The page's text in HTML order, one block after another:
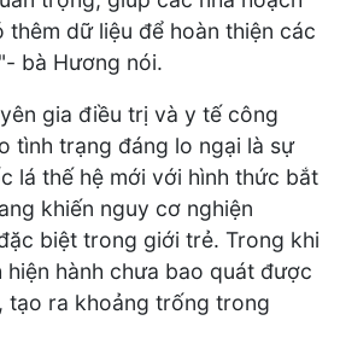
thêm dữ liệu để hoàn thiện các
bà Hương nói.
gia điều trị và y tế công
tình trạng đáng lo ngại là sự
lá thế hệ mới với hình thức bắt
khiến nguy cơ nghiện
biệt trong giới trẻ. Trong khi
hiện hành chưa bao quát được
tạo ra khoảng trống trong